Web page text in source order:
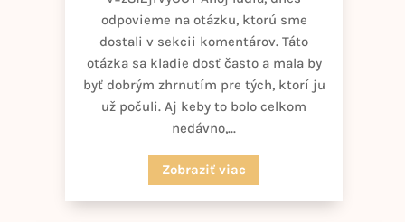
odpovieme na otázku, ktorú sme
dostali v sekcii komentárov. Táto
otázka sa kladie dosť často a mala by
byť dobrým zhrnutím pre tých, ktorí ju
už počuli. Aj keby to bolo celkom
nedávno,...
Zobraziť viac